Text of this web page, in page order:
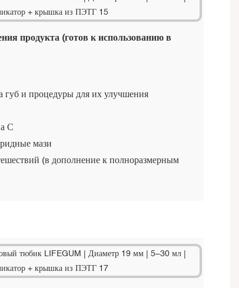
продукта (готов к использованию в
губ и процедуры для их улучшения
С
мази
(в дополнение к полноразмерным